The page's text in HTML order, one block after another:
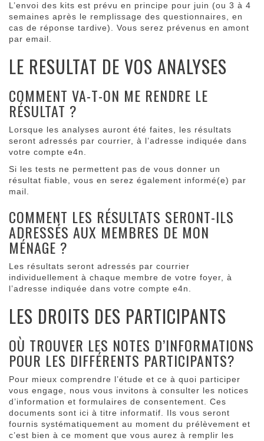
L’envoi des kits est prévu en principe pour juin (ou 3 à 4
semaines après le remplissage des questionnaires, en
cas de réponse tardive). Vous serez prévenus en amont
par email.
LE RESULTAT DE VOS ANALYSES
COMMENT VA-T-ON ME RENDRE LE
RÉSULTAT ?
Lorsque les analyses auront été faites, les résultats
seront adressés par courrier, à l’adresse indiquée dans
votre compte e4n.
Si les tests ne permettent pas de vous donner un
résultat fiable, vous en serez également informé(e) par
mail.
COMMENT LES RÉSULTATS SERONT-ILS
ADRESSÉS AUX MEMBRES DE MON
MÉNAGE ?
Les résultats seront adressés par courrier
individuellement à chaque membre de votre foyer, à
l’adresse indiquée dans votre compte e4n.
LES DROITS DES PARTICIPANTS
OÙ TROUVER LES NOTES D’INFORMATIONS
POUR LES DIFFÉRENTS PARTICIPANTS?
Pour mieux comprendre l’étude et ce à quoi participer
vous engage, nous vous invitons à consulter les notices
d’information et formulaires de consentement. Ces
documents sont ici à titre informatif. Ils vous seront
fournis systématiquement au moment du prélèvement et
c’est bien à ce moment que vous aurez à remplir les